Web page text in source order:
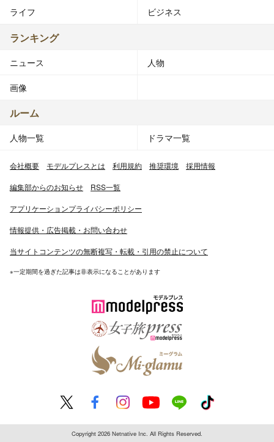
ライフ ビジネス
ランキング
ニュース 人物
画像
ルーム
人物一覧 ドラマ一覧
会社概要 モデルプレスとは 利用規約 推奨環境 採用情報
編集部からのお知らせ RSS一覧
アプリケーションプライバシーポリシー
情報提供・広告掲載・お問い合わせ
当サイトコンテンツの無断複写・転載・引用の禁止について
※一定期間を過ぎた記事は非表示になることがあります
Copyright 2026 Netnative Inc. All Rights Reserved.